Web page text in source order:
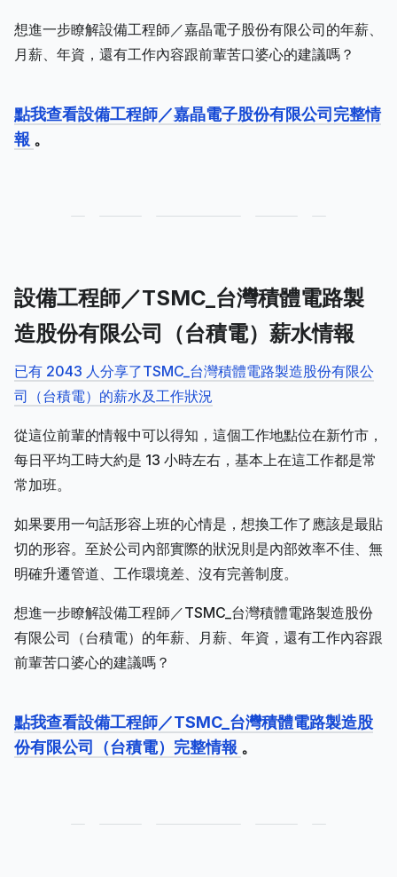
想進一步瞭解設備工程師／嘉晶電子股份有限公司的年薪、
月薪、年資，還有工作內容跟前輩苦口婆心的建議嗎？
點我查看設備工程師／嘉晶電子股份有限公司完整情
報 。
設備工程師／TSMC_台灣積體電路製
造股份有限公司（台積電）薪水情報
已有 2043 人分享了TSMC_台灣積體電路製造股份有限公
司（台積電）的薪水及工作狀況
從這位前輩的情報中可以得知，這個工作地點位在新竹市，
每日平均工時大約是 13 小時左右，基本上在這工作都是常
常加班。
如果要用一句話形容上班的心情是，想換工作了應該是最貼
切的形容。至於公司內部實際的狀況則是內部效率不佳、無
明確升遷管道、工作環境差、沒有完善制度。
想進一步瞭解設備工程師／TSMC_台灣積體電路製造股份
有限公司（台積電）的年薪、月薪、年資，還有工作內容跟
前輩苦口婆心的建議嗎？
點我查看設備工程師／TSMC_台灣積體電路製造股
份有限公司（台積電）完整情報 。